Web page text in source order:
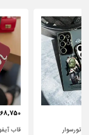
قاب آیفون چرمی طرح مار